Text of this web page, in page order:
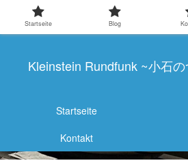
Kleinstein Rundfunk ~小石
Startseite
Kontakt
Startseite Blog